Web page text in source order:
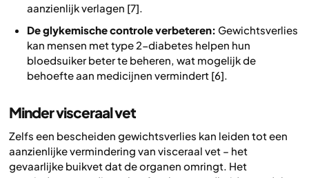
aanzienlijk verlagen [7].
De glykemische controle verbeteren: Gewichtsverlies
kan mensen met type 2-diabetes helpen hun
bloedsuiker beter te beheren, wat mogelijk de
behoefte aan medicijnen vermindert [6].
Minder visceraal vet
Zelfs een bescheiden gewichtsverlies kan leiden tot een
aanzienlijke vermindering van visceraal vet – het
gevaarlijke buikvet dat de organen omringt. Het